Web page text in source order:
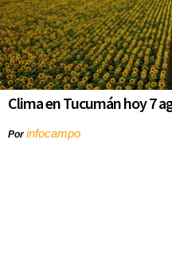
Clima en Tucumán hoy 7
Porinfocampo